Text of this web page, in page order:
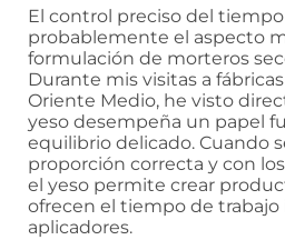
El control preciso del
probablemente el aspecto
formulación de morteros
Durante mis visitas a
Oriente Medio, he visto
yeso desempeña un papel
equilibrio delicado. Cuando
proporción correcta y con
el yeso permite crear
ofrecen el tiempo de trabajo
aplicadores.